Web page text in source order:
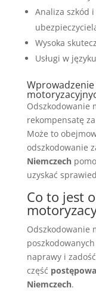
Analiza szkód
Wysoka
Usługi w
Odszkodowanie
rekompensatę
Może to
odszkodowanie
Niemczech
uzyskać
Co to jest
Odszkodowanie
naprawy i
część
Niemczech.